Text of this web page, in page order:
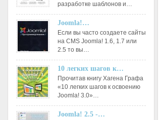
разработке шаблонов и…
Joomla!…
Если вы часто создаете сайты
на CMS Joomla! 1.6, 1.7 или
2.5 то вы…
10 легких шагов к…
Прочитав книгу Хагена Графа
«10 легких шагов к освоению
Joomla! 3.0»…
Joomla! 2.5 -…